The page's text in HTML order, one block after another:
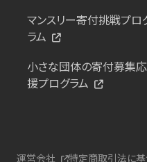
マンスリー寄付挑戦プロ
ラム
小さな団体の寄付募集応
援プログラム
運営会社 特定商取引法に